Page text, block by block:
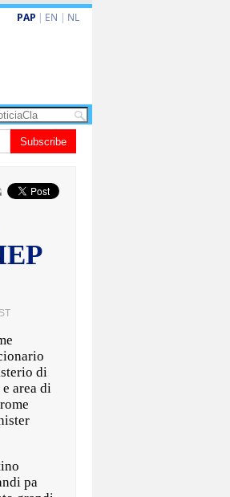
PAP | EN | NL
como presidente di Colombia
Subscribe
di
area di
pa